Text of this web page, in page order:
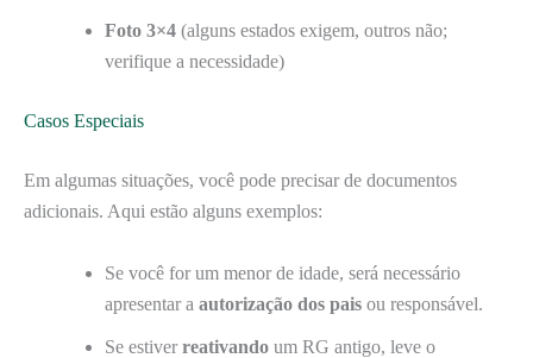
Foto 3×4 (alguns estados exigem, outros não;
verifique a necessidade)
Casos Especiais
Em algumas situações, você pode precisar de documentos
adicionais. Aqui estão alguns exemplos:
Se você for um menor de idade, será necessário
apresentar a autorização dos pais ou responsável.
Se estiver reativando um RG antigo, leve o